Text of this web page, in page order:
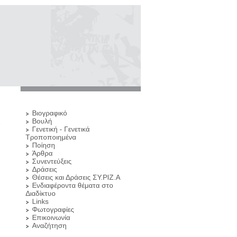
Βιογραφικό
Βουλή
Γενετική - Γενετικά
Τροποποιημένα
Ποίηση
Άρθρα
Συνεντεύξεις
Δράσεις
Θέσεις και Δράσεις ΣΥ.ΡΙΖ.Α
Ενδιαφέροντα θέματα στο
Διαδίκτυο
Links
Φωτογραφίες
Επικοινωνία
Αναζήτηση